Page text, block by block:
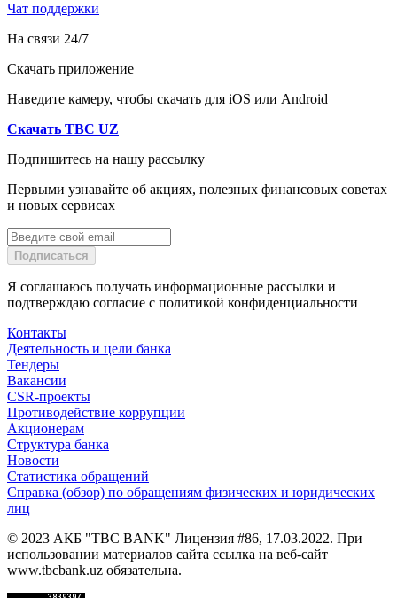
Чат поддержки
На связи 24/7
Скачать приложение
Наведите камеру, чтобы скачать для iOS или Android
Скачать TBC UZ
Подпишитесь на нашу рассылку
Первыми узнавайте об акциях, полезных финансовых советах
и новых сервисах
Подписаться
Я соглашаюсь получать информационные рассылки и
подтверждаю согласие с политикой конфиденциальности
Контакты
Деятельность и цели банка
Тендеры
Вакансии
CSR-проекты
Противодействие коррупции
Акционерам
Структура банка
Новости
Статистика обращений
Справка (обзор) по обращениям физических и юридических
лиц
© 2023 АКБ "TBC BANK" Лицензия #86, 17.03.2022. При
использовании материалов сайта ссылка на веб-сайт
www.tbcbank.uz обязательна.